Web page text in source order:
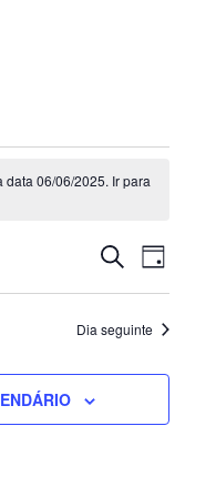
06/06/2025. Ir para
de
e
de
Eventos
PESQUISAR
de
de
DIA
Dia seguinte